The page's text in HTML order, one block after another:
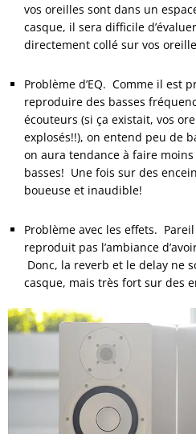
vos oreilles sont dans un
casque, il sera difficile
directement collé sur vos
Problème d’EQ. Comme il est
reproduire des basses
écouteurs (si ça existait, vos
explosés!!), on entend peu de
on aura tendance à faire moins
basses! Une fois sur des
boueuse et inaudible!
Problème avec les effets.
reproduit pas l’ambiance
Donc, la reverb et le delay ne
casque, mais très fort sur des